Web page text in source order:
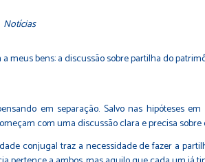
Notícias
em separação. Salvo nas hipóteses
com uma discussão clara e precisa
conjugal traz a necessidade de fazer a